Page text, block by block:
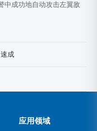
中成功地自动攻击左翼敌
成
应用领域